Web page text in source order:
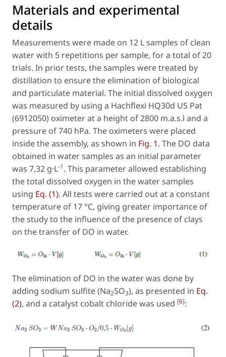
Materials and experimental
details
Measurements were made on 12 L samples of clean
water with 5 repetitions per sample, for a total of 20
trials. In prior tests, the samples were treated by
distillation to ensure the elimination of biological
and particulate material. The initial dissolved oxygen
was measured by using a Hachflexi HQ30d US Pat
(6912050) oximeter at a height of 2800 m.a.s.l and a
pressure of 740 hPa. The oximeters were placed
inside the assembly, as shown in Fig. 1. The DO data
obtained in water samples as an initial parameter
was 7,32 g·L-1. This parameter allowed establishing
the total dissolved oxygen in the water samples
using Eq. (1). All tests were carried out at a constant
temperature of 17 °C, giving greater importance of
the study to the influence of the presence of clays
on the transfer of DO in water.
The elimination of DO in the water was done by
adding sodium sulfite (Na2SO3), as presented in Eq.
(2), and a catalyst cobalt chloride was used [6]: